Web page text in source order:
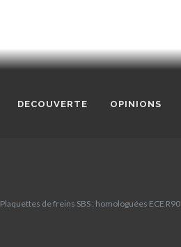
DECOUVERTE OPINIONS
Plaquettes de freins SBS : homologuées ECE R90